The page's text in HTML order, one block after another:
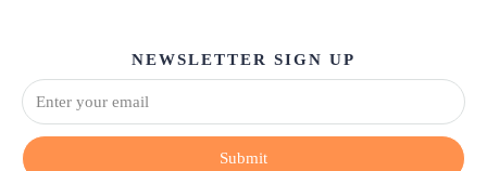
NEWSLETTER SIGN UP
Submit